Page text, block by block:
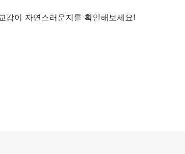
감이 자연스러운지를 확인해보세요!